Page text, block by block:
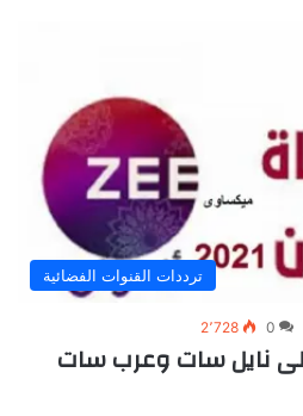
ترددات القنوات الفضائية
0 2٬728
نايل سات وعرب سات